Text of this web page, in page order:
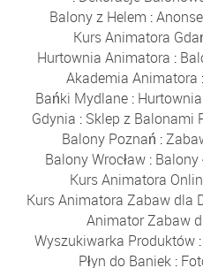
Balony z Helem :Anonse
Kurs Animatora
Hurtownia Animatora :
Akademia Animatora :
Bańki Mydlane :
Gdynia : Sklep z Balonami
Balony Poznań :
Balony Wrocław : Balony
Kurs Animatora
Kurs Animatora Zabaw dla
Animator Zabaw
Wyszukiwarka Produktów :
Płyn do Baniek: